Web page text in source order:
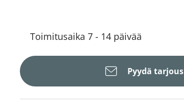
Toimitusaika 7 - 14 päivää
Pyydä tarjous